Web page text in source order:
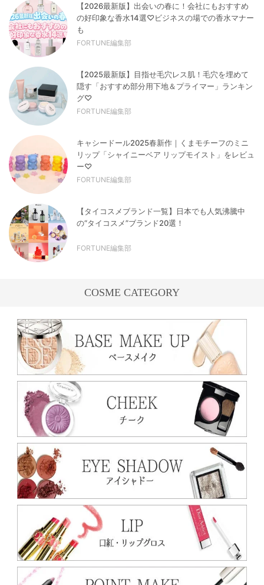
【2026最新版】出会いの春に！会社にもおすすめ
の好印象な香水14選♡ビジネスの場での香水マナー
も
FORTUNE編集部
【2025最新版】目指せ毛穴レス肌！毛穴を埋めて
隠す「おすすめ部分用下地＆プライマー」ランキン
グ♡
FORTUNE編集部
キャシードール2025春新作｜くまモチーフのミニ
リップ「シャイニーベア リップモイスト」をレビュ
ー♡
FORTUNE編集部
【タイコスメブランド一覧】日本でも人気沸騰中
の“タイコスメ”ブランド20選！
FORTUNE編集部
COSME CATEGORY